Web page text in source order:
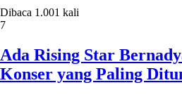
Dibaca 1.001 kali
7
Ada Rising Star
Konser yang Paling